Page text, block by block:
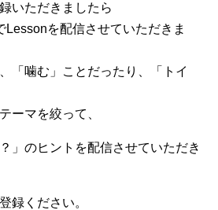
いただきましたら
を配信させていただきま
「噛む」ことだったり、「トイ
ーマを絞って、
」のヒントを配信させていただき
録ください。